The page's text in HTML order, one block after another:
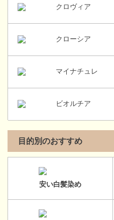
クロヴィア
クローシア
マイナチュレ
ビオルチア
目的別のおすすめ
安い白髪染め